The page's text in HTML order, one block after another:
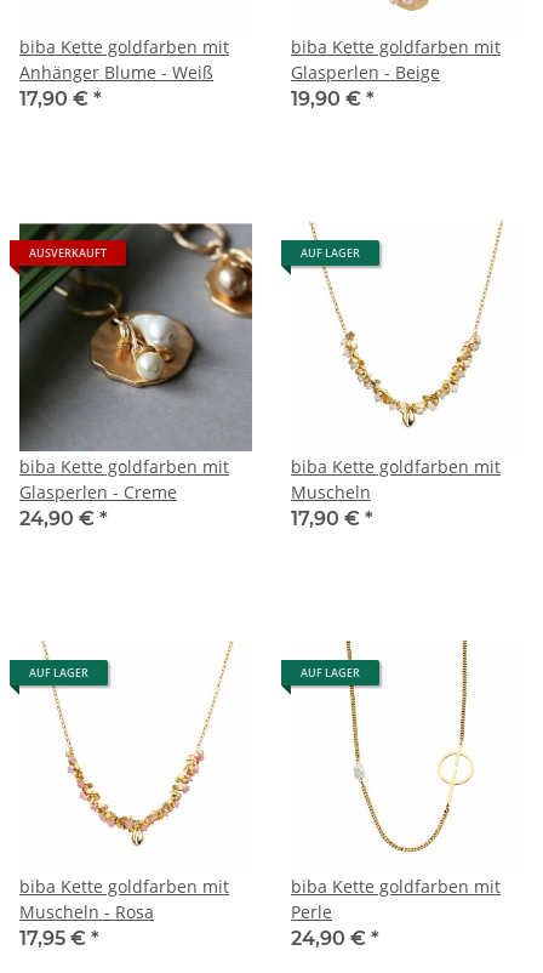
biba Kette goldfarben mit
Anhänger Blume - Weiß
17,90 € *
biba Kette goldfarben mit
Glasperlen - Beige
19,90 € *
AUSVERKAUFT
biba Kette goldfarben mit
Glasperlen - Creme
24,90 € *
AUF LAGER
biba Kette goldfarben mit
Muscheln
17,90 € *
AUF LAGER
biba Kette goldfarben mit
Muscheln - Rosa
17,95 € *
AUF LAGER
biba Kette goldfarben mit
Perle
24,90 € *